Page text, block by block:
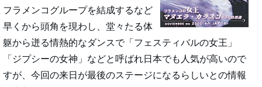
フラメンコグループを結成するなど
早くから頭角を現わし、堂々たる体
躯から迸る情熱的なダンスで「フェスティバルの女王」
「ジプシーの女神」などと呼ばれ日本でも人気が高いので
すが、今回の来日が最後のステージになるらしいとの情報